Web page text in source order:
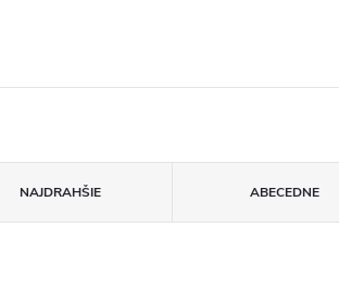
NAJDRAHŠIE ABECEDNE